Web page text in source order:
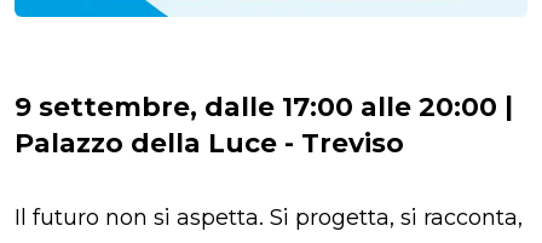
9 settembre, dalle 17:00 alle 20:00 |
Palazzo della Luce - Treviso
Il futuro non si aspetta. Si progetta, si racconta,